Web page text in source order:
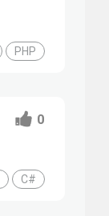
PHP
C#
0